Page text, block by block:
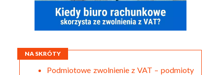
NA SKRÓTY
Podmiotowe zwolnienie z VAT – podmioty